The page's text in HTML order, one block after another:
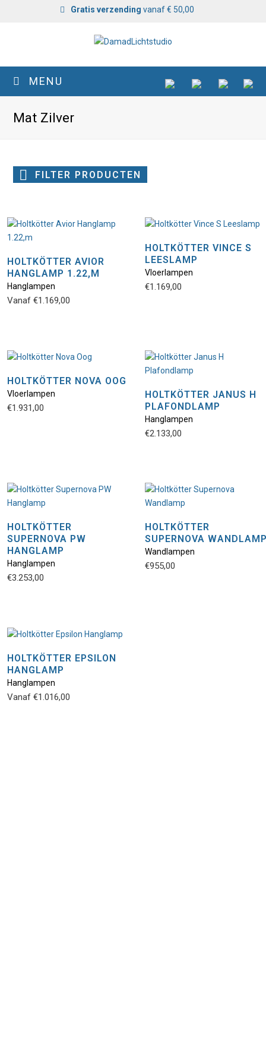
Gratis verzending vanaf € 50,00
MENU
Mat Zilver
FILTER PRODUCTEN
HOLTKÖTTER AVIOR
HANGLAMP 1.22,M
Hanglampen
Vanaf €1.169,00
HOLTKÖTTER VINCE S
LEESLAMP
Vloerlampen
€1.169,00
HOLTKÖTTER NOVA OOG
Vloerlampen
€1.931,00
HOLTKÖTTER JANUS H
PLAFONDLAMP
Hanglampen
€2.133,00
HOLTKÖTTER
SUPERNOVA PW
HANGLAMP
Hanglampen
€3.253,00
HOLTKÖTTER
SUPERNOVA
Wandlampen
€955,00
HOLTKÖTTER EPSILON
HANGLAMP
Hanglampen
Vanaf €1.016,00